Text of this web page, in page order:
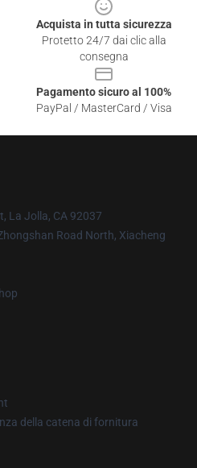
Acquista in tutta sicurezza
Protetto 24/7 dai clic alla
consegna
Pagamento sicuro al 100%
PayPal / MasterCard / Visa
La Jolla, CA 92037
Road North, Xiacheng
della catena di fornitura